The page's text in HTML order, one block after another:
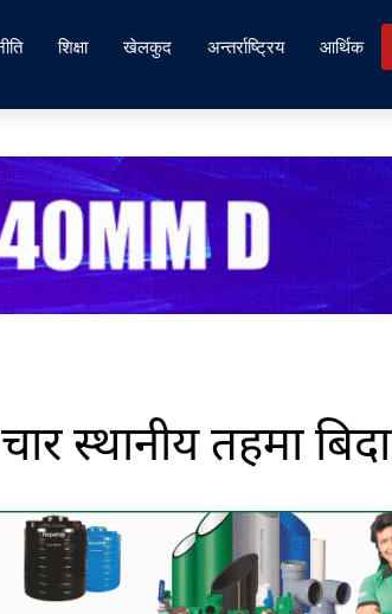
शिक्षा खेलकुद अन्तर्राष्ट्रिय आर्थिक
स्थानीय तहमा बिदा